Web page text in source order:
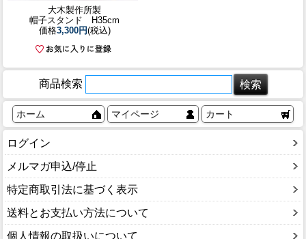
大木製作所製
帽子スタンド H35cm
価格3,300円(税込)
商品検索
ホーム マイページ カート
ログイン
メルマガ申込/停止
特定商取引法に基づく表示
送料とお支払い方法について
個人情報の取扱いについて